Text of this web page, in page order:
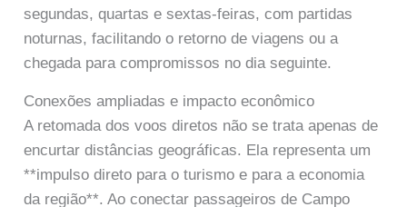
segundas, quartas e sextas-feiras, com partidas
noturnas, facilitando o retorno de viagens ou a
chegada para compromissos no dia seguinte.
Conexões ampliadas e impacto econômico
A retomada dos voos diretos não se trata apenas de
encurtar distâncias geográficas. Ela representa um
**impulso direto para o turismo e para a economia
da região**. Ao conectar passageiros de Campo